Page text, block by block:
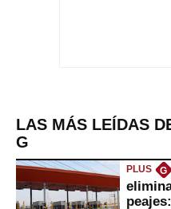
LAS MÁS LEÍDAS
G
PLUS G